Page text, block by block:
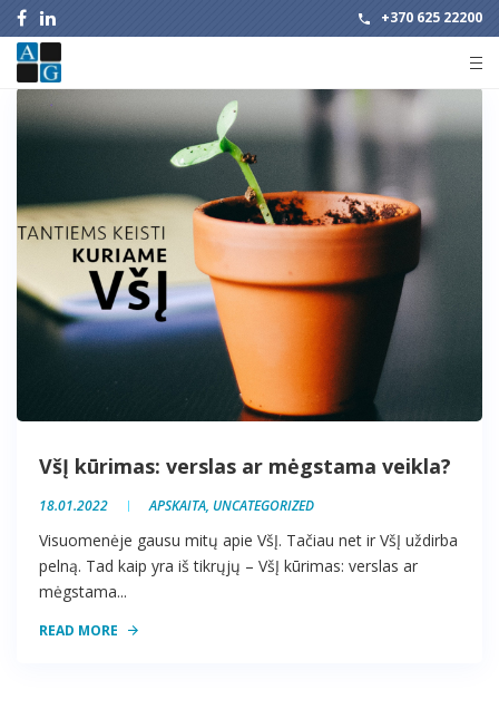
+370 625 22200
VšĮ kūrimas: verslas ar mėgstama veikla?
18.01.2022 APSKAITA, UNCATEGORIZED
Visuomenėje gausu mitų apie VšĮ. Tačiau net ir VšĮ uždirba
pelną. Tad kaip yra iš tikrųjų – VšĮ kūrimas: verslas ar
mėgstama...
READ MORE